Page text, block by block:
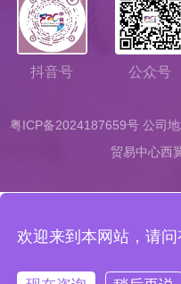
抖音号 公众号
粤ICP备2024187659号 公司
贸易中心西
欢迎来到本网站，请问